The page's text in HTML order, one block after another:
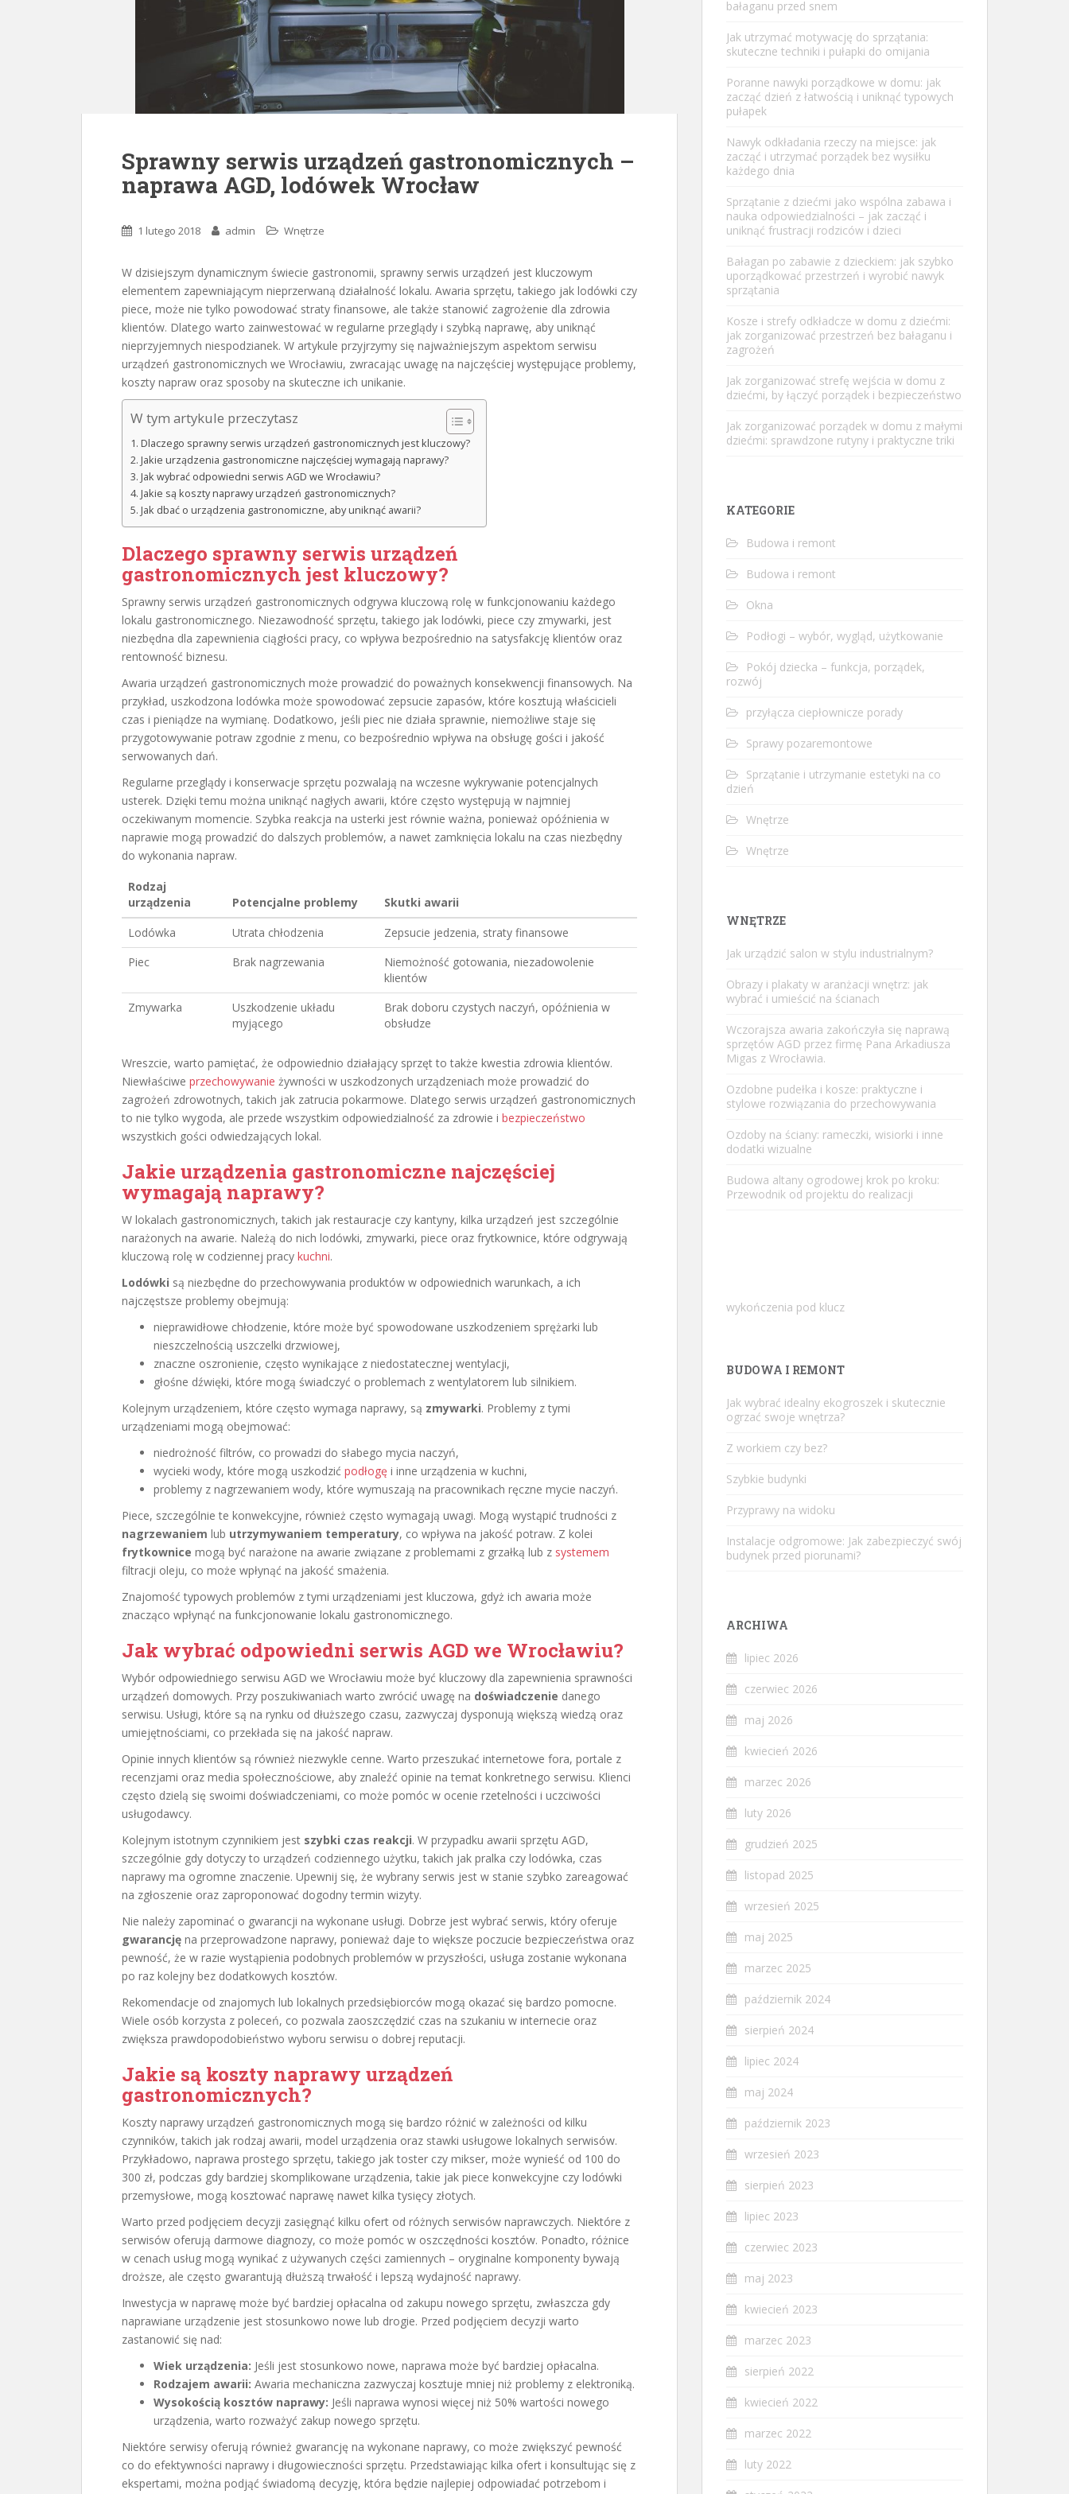
Sprawny serwis urządzeń gastronomicznych –
naprawa AGD, lodówek Wrocław
1 lutego 2018 admin Wnętrze
W dzisiejszym dynamicznym świecie gastronomii, sprawny serwis urządzeń jest kluczowym
elementem zapewniającym nieprzerwaną działalność lokalu. Awaria sprzętu, takiego jak lodówki czy
piece, może nie tylko powodować straty finansowe, ale także stanowić zagrożenie dla zdrowia
klientów. Dlatego warto zainwestować w regularne przeglądy i szybką naprawę, aby uniknąć
nieprzyjemnych niespodzianek. W artykule przyjrzymy się najważniejszym aspektom serwisu
urządzeń gastronomicznych we Wrocławiu, zwracając uwagę na najczęściej występujące problemy,
koszty napraw oraz sposoby na skuteczne ich unikanie.
W tym artykule przeczytasz
Dlaczego sprawny serwis urządzeń gastronomicznych jest kluczowy?
Jakie urządzenia gastronomiczne najczęściej wymagają naprawy?
Jak wybrać odpowiedni serwis AGD we Wrocławiu?
Jakie są koszty naprawy urządzeń gastronomicznych?
Jak dbać o urządzenia gastronomiczne, aby uniknąć awarii?
Dlaczego sprawny serwis urządzeń
gastronomicznych jest kluczowy?
Sprawny serwis urządzeń gastronomicznych odgrywa kluczową rolę w funkcjonowaniu każdego
lokalu gastronomicznego. Niezawodność sprzętu, takiego jak lodówki, piece czy zmywarki, jest
niezbędna dla zapewnienia ciągłości pracy, co wpływa bezpośrednio na satysfakcję klientów oraz
rentowność biznesu.
Awaria urządzeń gastronomicznych może prowadzić do poważnych konsekwencji finansowych. Na
przykład, uszkodzona lodówka może spowodować zepsucie zapasów, które kosztują właścicieli
czas i pieniądze na wymianę. Dodatkowo, jeśli piec nie działa sprawnie, niemożliwe staje się
przygotowywanie potraw zgodnie z menu, co bezpośrednio wpływa na obsługę gości i jakość
serwowanych dań.
Regularne przeglądy i konserwacje sprzętu pozwalają na wczesne wykrywanie potencjalnych
usterek. Dzięki temu można uniknąć nagłych awarii, które często występują w najmniej
oczekiwanym momencie. Szybka reakcja na usterki jest równie ważna, ponieważ opóźnienia w
naprawie mogą prowadzić do dalszych problemów, a nawet zamknięcia lokalu na czas niezbędny
do wykonania napraw.
Rodzaj
urządzenia
Potencjalne problemy
Skutki awarii
Lodówka
Utrata chłodzenia
Zepsucie jedzenia, straty finansowe
Piec
Brak nagrzewania
Niemożność gotowania, niezadowolenie
klientów
Zmywarka
Uszkodzenie układu
myjącego
Brak doboru czystych naczyń, opóźnienia w
obsłudze
Wreszcie, warto pamiętać, że odpowiednio działający sprzęt to także kwestia zdrowia klientów.
Niewłaściwe przechowywanie żywności w uszkodzonych urządzeniach może prowadzić do
zagrożeń zdrowotnych, takich jak zatrucia pokarmowe. Dlatego serwis urządzeń gastronomicznych
to nie tylko wygoda, ale przede wszystkim odpowiedzialność za zdrowie i bezpieczeństwo
wszystkich gości odwiedzających lokal.
Jakie urządzenia gastronomiczne najczęściej
wymagają naprawy?
W lokalach gastronomicznych, takich jak restauracje czy kantyny, kilka urządzeń jest szczególnie
narażonych na awarie. Należą do nich lodówki, zmywarki, piece oraz frytkownice, które odgrywają
kluczową rolę w codziennej pracy kuchni.
Lodówki są niezbędne do przechowywania produktów w odpowiednich warunkach, a ich
najczęstsze problemy obejmują:
nieprawidłowe chłodzenie, które może być spowodowane uszkodzeniem sprężarki lub
nieszczelnością uszczelki drzwiowej,
znaczne oszronienie, często wynikające z niedostatecznej wentylacji,
głośne dźwięki, które mogą świadczyć o problemach z wentylatorem lub silnikiem.
Kolejnym urządzeniem, które często wymaga naprawy, są zmywarki. Problemy z tymi
urządzeniami mogą obejmować:
niedrożność filtrów, co prowadzi do słabego mycia naczyń,
wycieki wody, które mogą uszkodzić podłogę i inne urządzenia w kuchni,
problemy z nagrzewaniem wody, które wymuszają na pracownikach ręczne mycie naczyń.
Piece, szczególnie te konwekcyjne, również często wymagają uwagi. Mogą wystąpić trudności z
nagrzewaniem lub utrzymywaniem temperatury, co wpływa na jakość potraw. Z kolei
frytkownice mogą być narażone na awarie związane z problemami z grzałką lub z systemem
filtracji oleju, co może wpłynąć na jakość smażenia.
Znajomość typowych problemów z tymi urządzeniami jest kluczowa, gdyż ich awaria może
znacząco wpłynąć na funkcjonowanie lokalu gastronomicznego.
Jak wybrać odpowiedni serwis AGD we Wrocławiu?
Wybór odpowiedniego serwisu AGD we Wrocławiu może być kluczowy dla zapewnienia sprawności
urządzeń domowych. Przy poszukiwaniach warto zwrócić uwagę na doświadczenie danego
serwisu. Usługi, które są na rynku od dłuższego czasu, zazwyczaj dysponują większą wiedzą oraz
umiejętnościami, co przekłada się na jakość napraw.
Opinie innych klientów są również niezwykle cenne. Warto przeszukać internetowe fora, portale z
recenzjami oraz media społecznościowe, aby znaleźć opinie na temat konkretnego serwisu. Klienci
często dzielą się swoimi doświadczeniami, co może pomóc w ocenie rzetelności i uczciwości
usługodawcy.
Kolejnym istotnym czynnikiem jest szybki czas reakcji. W przypadku awarii sprzętu AGD,
szczególnie gdy dotyczy to urządzeń codziennego użytku, takich jak pralka czy lodówka, czas
naprawy ma ogromne znaczenie. Upewnij się, że wybrany serwis jest w stanie szybko zareagować
na zgłoszenie oraz zaproponować dogodny termin wizyty.
Nie należy zapominać o gwarancji na wykonane usługi. Dobrze jest wybrać serwis, który oferuje
gwarancję na przeprowadzone naprawy, ponieważ daje to większe poczucie bezpieczeństwa oraz
pewność, że w razie wystąpienia podobnych problemów w przyszłości, usługa zostanie wykonana
po raz kolejny bez dodatkowych kosztów.
Rekomendacje od znajomych lub lokalnych przedsiębiorców mogą okazać się bardzo pomocne.
Wiele osób korzysta z poleceń, co pozwala zaoszczędzić czas na szukaniu w internecie oraz
zwiększa prawdopodobieństwo wyboru serwisu o dobrej reputacji.
Jakie są koszty naprawy urządzeń
gastronomicznych?
Koszty naprawy urządzeń gastronomicznych mogą się bardzo różnić w zależności od kilku
czynników, takich jak rodzaj awarii, model urządzenia oraz stawki usługowe lokalnych serwisów.
Przykładowo, naprawa prostego sprzętu, takiego jak toster czy mikser, może wynieść od 100 do
300 zł, podczas gdy bardziej skomplikowane urządzenia, takie jak piece konwekcyjne czy lodówki
przemysłowe, mogą kosztować naprawę nawet kilka tysięcy złotych.
Warto przed podjęciem decyzji zasięgnąć kilku ofert od różnych serwisów naprawczych. Niektóre z
serwisów oferują darmowe diagnozy, co może pomóc w oszczędności kosztów. Ponadto, różnice
w cenach usług mogą wynikać z używanych części zamiennych – oryginalne komponenty bywają
droższe, ale często gwarantują dłuższą trwałość i lepszą wydajność naprawy.
Inwestycja w naprawę może być bardziej opłacalna od zakupu nowego sprzętu, zwłaszcza gdy
naprawiane urządzenie jest stosunkowo nowe lub drogie. Przed podjęciem decyzji warto
zastanowić się nad:
Wiek urządzenia: Jeśli jest stosunkowo nowe, naprawa może być bardziej opłacalna.
Rodzajem awarii: Awaria mechaniczna zazwyczaj kosztuje mniej niż problemy z elektroniką.
Wysokością kosztów naprawy: Jeśli naprawa wynosi więcej niż 50% wartości nowego
urządzenia, warto rozważyć zakup nowego sprzętu.
Niektóre serwisy oferują również gwarancję na wykonane naprawy, co może zwiększyć pewność
co do efektywności naprawy i długowieczności sprzętu. Przedstawiając kilka ofert i konsultując się z
ekspertami, można podjąć świadomą decyzję, która będzie najlepiej odpowiadać potrzebom i
bałaganu przed snem
Jak utrzymać motywację do sprzątania:
skuteczne techniki i pułapki do omijania
Poranne nawyki porządkowe w domu: jak
zacząć dzień z łatwością i uniknąć typowych
pułapek
Nawyk odkładania rzeczy na miejsce: jak
zacząć i utrzymać porządek bez wysiłku
każdego dnia
Sprzątanie z dziećmi jako wspólna zabawa i
nauka odpowiedzialności – jak zacząć i
uniknąć frustracji rodziców i dzieci
Bałagan po zabawie z dzieckiem: jak szybko
uporządkować przestrzeń i wyrobić nawyk
sprzątania
Kosze i strefy odkładcze w domu z dziećmi:
jak zorganizować przestrzeń bez bałaganu i
zagrożeń
Jak zorganizować strefę wejścia w domu z
dziećmi, by łączyć porządek i bezpieczeństwo
Jak zorganizować porządek w domu z małymi
dziećmi: sprawdzone rutyny i praktyczne triki
KATEGORIE
Budowa i remont
Budowa i remont
Okna
Podłogi – wybór, wygląd, użytkowanie
Pokój dziecka – funkcja, porządek,
rozwój
przyłącza ciepłownicze porady
Sprawy pozaremontowe
Sprzątanie i utrzymanie estetyki na co
dzień
Wnętrze
Wnętrze
WNĘTRZE
Jak urządzić salon w stylu industrialnym?
Obrazy i plakaty w aranżacji wnętrz: jak
wybrać i umieścić na ścianach
Wczorajsza awaria zakończyła się naprawą
sprzętów AGD przez firmę Pana Arkadiusza
Migas z Wrocławia.
Ozdobne pudełka i kosze: praktyczne i
stylowe rozwiązania do przechowywania
Ozdoby na ściany: rameczki, wisiorki i inne
dodatki wizualne
Budowa altany ogrodowej krok po kroku:
Przewodnik od projektu do realizacji
wykończenia pod klucz
BUDOWA I REMONT
Jak wybrać idealny ekogroszek i skutecznie
ogrzać swoje wnętrza?
Z workiem czy bez?
Szybkie budynki
Przyprawy na widoku
Instalacje odgromowe: Jak zabezpieczyć swój
budynek przed piorunami?
ARCHIWA
lipiec 2026
czerwiec 2026
maj 2026
kwiecień 2026
marzec 2026
luty 2026
grudzień 2025
listopad 2025
wrzesień 2025
maj 2025
marzec 2025
październik 2024
sierpień 2024
lipiec 2024
maj 2024
październik 2023
wrzesień 2023
sierpień 2023
lipiec 2023
czerwiec 2023
maj 2023
kwiecień 2023
marzec 2023
sierpień 2022
kwiecień 2022
marzec 2022
luty 2022